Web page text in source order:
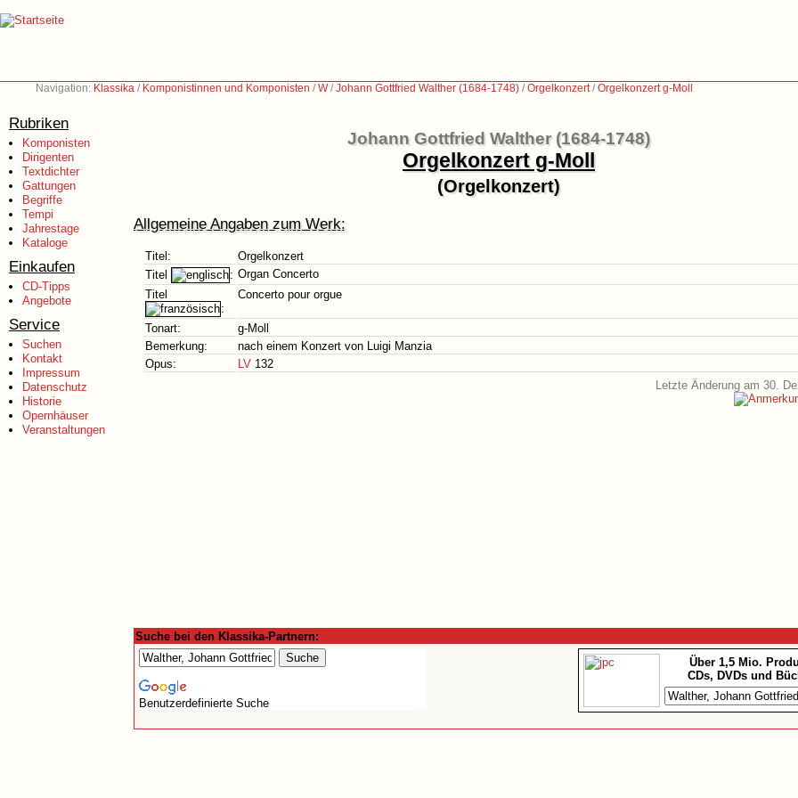
Navigation: Klassika / Komponistinnen und Komponisten /W/Johann Gottfried Walther (1684-1748) /Orgelkonzert/Orgelkonzert g-Moll
Rubriken
Komponisten
Dirigenten
Textdichter
Gattungen
Begriffe
Tempi
Jahrestage
Kataloge
Einkaufen
CD-Tipps
Angebote
Service
Suchen
Kontakt
Impressum
Datenschutz
Historie
Opernhäuser
Veranstaltungen
Johann Gottfried Walther (1684-1748)
Orgelkonzert g-Moll
(Orgelkonzert)
Allgemeine Angaben zum Werk:
Titel:
Orgelkonzert
Titel
: Organ Concerto
Titel
:
Concerto pour orgue
Tonart:
g-Moll
Bemerkung:
nach einem Konzert von Luigi Manzia
Opus:
LV 132
Letzte Änderung am 30.
Suche bei den Klassika-Partnern:
Benutzerdefinierte Suche
Über 1,5 Mio.
CDs, DVDs und